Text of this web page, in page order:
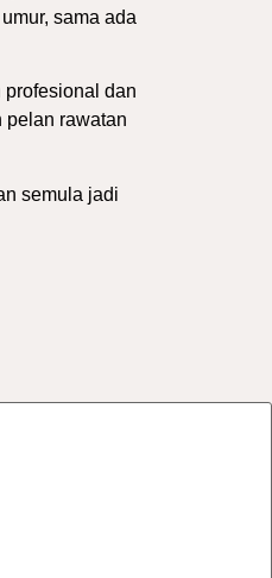
sama ada
dan
pelan rawatan
semula jadi